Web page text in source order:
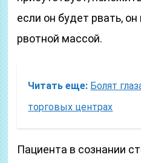
если он будет рвать, он
рвотной массой.
Читать еще: Болят
торговых центрах
Пациента в сознании